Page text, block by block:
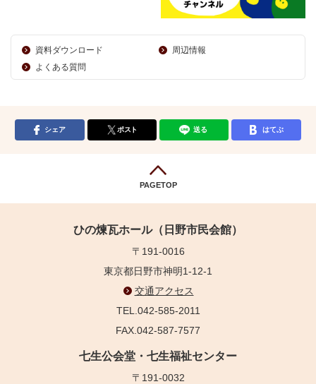
資料ダウンロード
周辺情報
よくある質問
シェア ポスト 送る はてぶ
PAGETOP
ひの煉瓦ホール（日野市民会館）
〒191-0016
東京都日野市神明1-12-1
交通アクセス
TEL.042-585-2011
FAX.042-587-7577
七生公会堂・七生福祉センター
〒191-0032